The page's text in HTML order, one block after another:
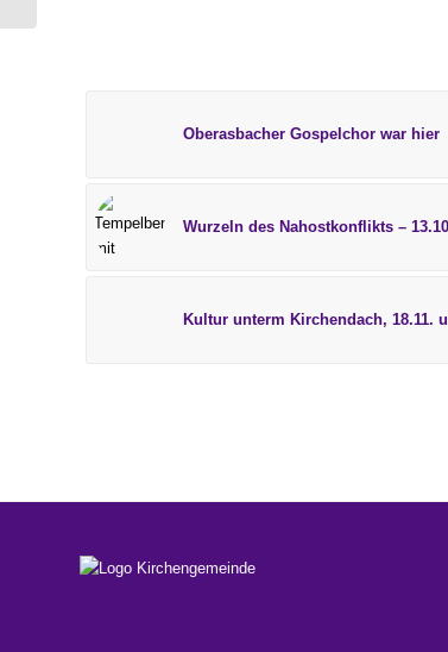
Oberasbacher Gospelchor war hier
Wurzeln des Nahostkonflikts –
Kultur unterm Kirchendach, 18.11.